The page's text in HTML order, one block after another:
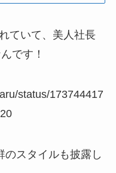
ていて、美人社長
です！
status/173744417
のスタイルも披露し